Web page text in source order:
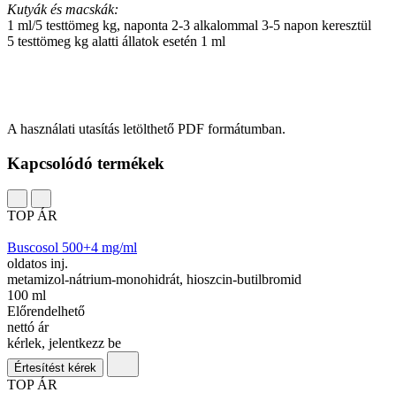
Kutyák és macskák:
1 ml/5 testtömeg kg, naponta 2-3 alkalommal 3-5 napon keresztül
5 testtömeg kg alatti állatok esetén 1 ml
A használati utasítás letölthető PDF formátumban.
Kapcsolódó termékek
TOP ÁR
Buscosol 500+4 mg/ml
oldatos inj.
metamizol-nátrium-monohidrát, hioszcin-butilbromid
100 ml
Előrendelhető
nettó ár
kérlek, jelentkezz be
Értesítést kérek
TOP ÁR